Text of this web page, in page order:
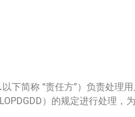
以下简称 “责任方”）负责处理
）的规定进行处理，